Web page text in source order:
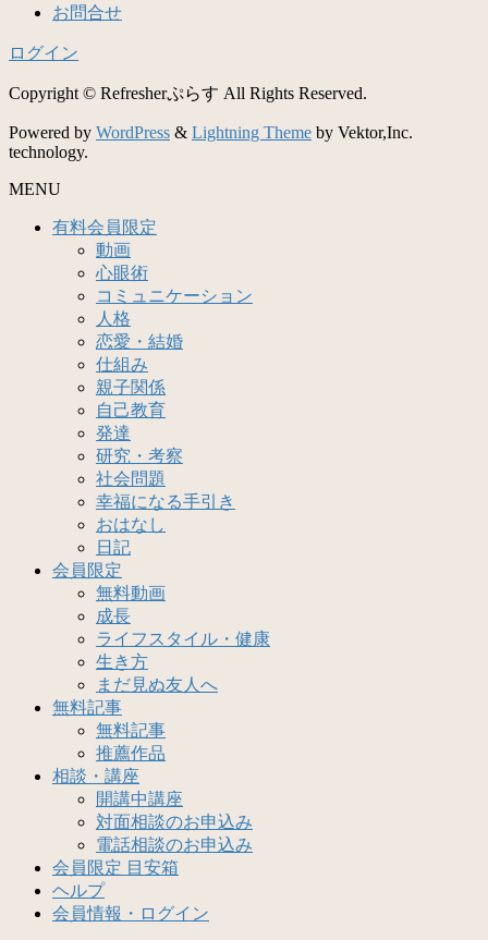
お問合せ
ログイン
Copyright © Refresherぷらす All Rights Reserved.
Powered by WordPress & Lightning Theme by Vektor,Inc.
technology.
MENU
有料会員限定
動画
心眼術
コミュニケーション
人格
恋愛・結婚
仕組み
親子関係
自己教育
発達
研究・考察
社会問題
幸福になる手引き
おはなし
日記
会員限定
無料動画
成長
ライフスタイル・健康
生き方
まだ見ぬ友人へ
無料記事
無料記事
推薦作品
相談・講座
開講中講座
対面相談のお申込み
電話相談のお申込み
会員限定 目安箱
ヘルプ
会員情報・ログイン